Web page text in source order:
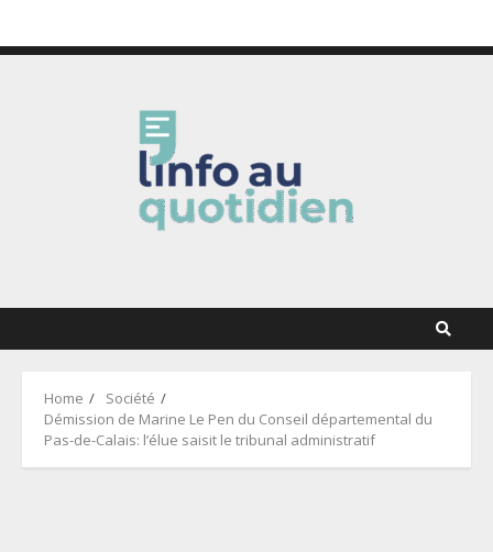
Home
Société
Démission de Marine Le Pen du Conseil départemental du
Pas-de-Calais: l’élue saisit le tribunal administratif